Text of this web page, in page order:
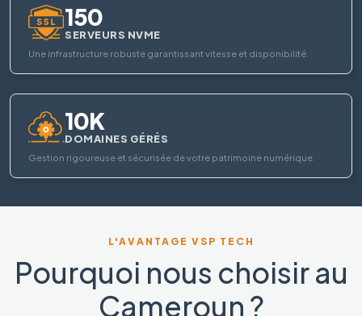
150
SERVEURS NVME
Une infrastructure robuste garantissant vitesse et disponibilité.
10K
DOMAINES GÉRÉS
Gestion rigoureuse et sécurisée de votre patrimoine numérique.
L'AVANTAGE VSP TECH
Pourquoi nous choisir au
Cameroun ?